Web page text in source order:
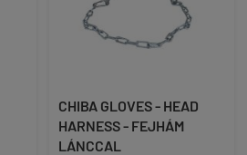
CHIBA GLOVES - HEAD
HARNESS - FEJHÁM
LÁNCCAL